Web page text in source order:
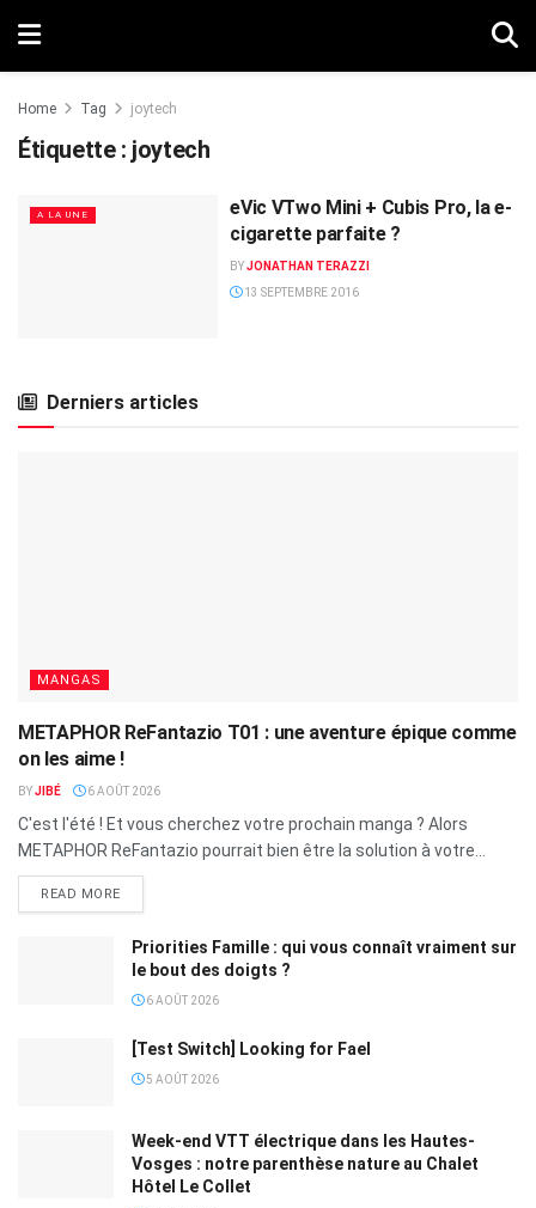
Home Tag joytech
Étiquette : joytech
A LA UNE
eVic VTwo Mini + Cubis Pro, la e-
cigarette parfaite ?
BYJONATHAN TERAZZI
13 SEPTEMBRE 2016
Derniers articles
MANGAS
METAPHOR ReFantazio T01 : une aventure épique comme
on les aime !
BYJIBÉ 6 AOÛT 2026
C'est l'été ! Et vous cherchez votre prochain manga ? Alors
METAPHOR ReFantazio pourrait bien être la solution à votre...
READ MORE
Priorities Famille : qui vous connaît vraiment sur
le bout des doigts ?
6 AOÛT 2026
[Test Switch] Looking for Fael
5 AOÛT 2026
Week-end VTT électrique dans les Hautes-
Vosges : notre parenthèse nature au Chalet
Hôtel Le Collet